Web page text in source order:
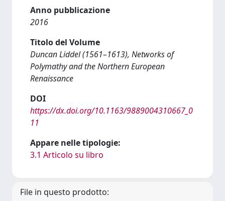
Anno pubblicazione
2016
Titolo del Volume
Duncan Liddel (1561–1613), Networks of
Polymathy and the Northern European
Renaissance
DOI
https://dx.doi.org/10.1163/9889004310667_0
11
Appare nelle tipologie:
3.1 Articolo su libro
File in questo prodotto: